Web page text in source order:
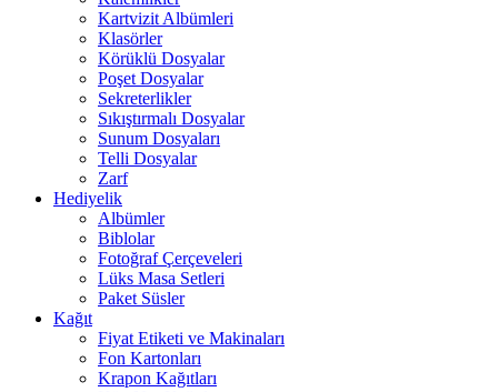
Kartvizit Albümleri
Klasörler
Körüklü Dosyalar
Poşet Dosyalar
Sekreterlikler
Sıkıştırmalı Dosyalar
Sunum Dosyaları
Telli Dosyalar
Zarf
Hediyelik
Albümler
Biblolar
Fotoğraf Çerçeveleri
Lüks Masa Setleri
Paket Süsler
Kağıt
Fiyat Etiketi ve Makinaları
Fon Kartonları
Krapon Kağıtları